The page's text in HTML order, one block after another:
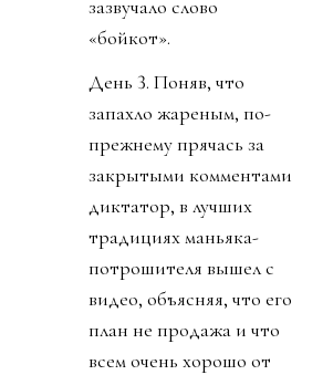
зазвучало слово
«бойкот».
День 3. Поняв, что
запахло жареным, по-
прежнему прячась за
закрытыми комментами
диктатор, в лучших
традициях маньяка-
потрошителя вышел с
видео, объясняя, что его
план не продажа и что
всем очень хорошо от